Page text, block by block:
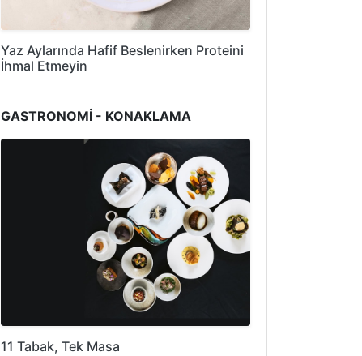
Yaz Aylarında Hafif Beslenirken Proteini
İhmal Etmeyin
GASTRONOMİ - KONAKLAMA
11 Tabak, Tek Masa